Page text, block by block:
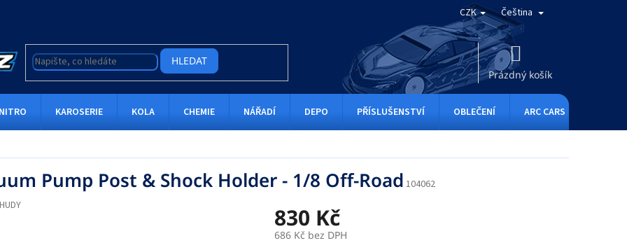
CZK Čeština
HLEDAT
KOŠÍK
Prázdný košík
NITRO KAROSERIE KOLA CHEMIE NÁŘADÍ DEPO PŘÍSLUŠENSTVÍ OBLEČENÍ ARC CARS
Pump Post & Shock Holder - 1/8 Off-Road 104062
HUDY 830 Kč
686 Kč bez DPH